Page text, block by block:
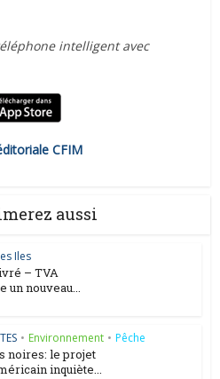
intelligent avec
CFIM
aussi
Iles
– TVA
un nouveau...
• Environnement • Pêche
noires: le projet
inquiète...